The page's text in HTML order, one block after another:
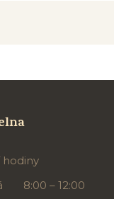
hodiny
8:00 – 12:00